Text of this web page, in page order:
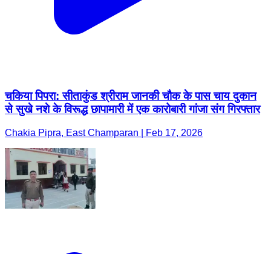
चकिया पिपरा: सीताकुंड श्रीराम जानकी चौक के पास चाय दुकान
से सुखे नशे के विरूद्ध छापामारी में एक कारोबारी गांजा संग गिरफ्तार
Chakia Pipra, East Champaran | Feb 17, 2026